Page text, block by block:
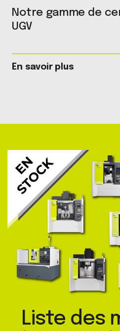
Notre gamme de
UGV
En savoir plus
Liste des